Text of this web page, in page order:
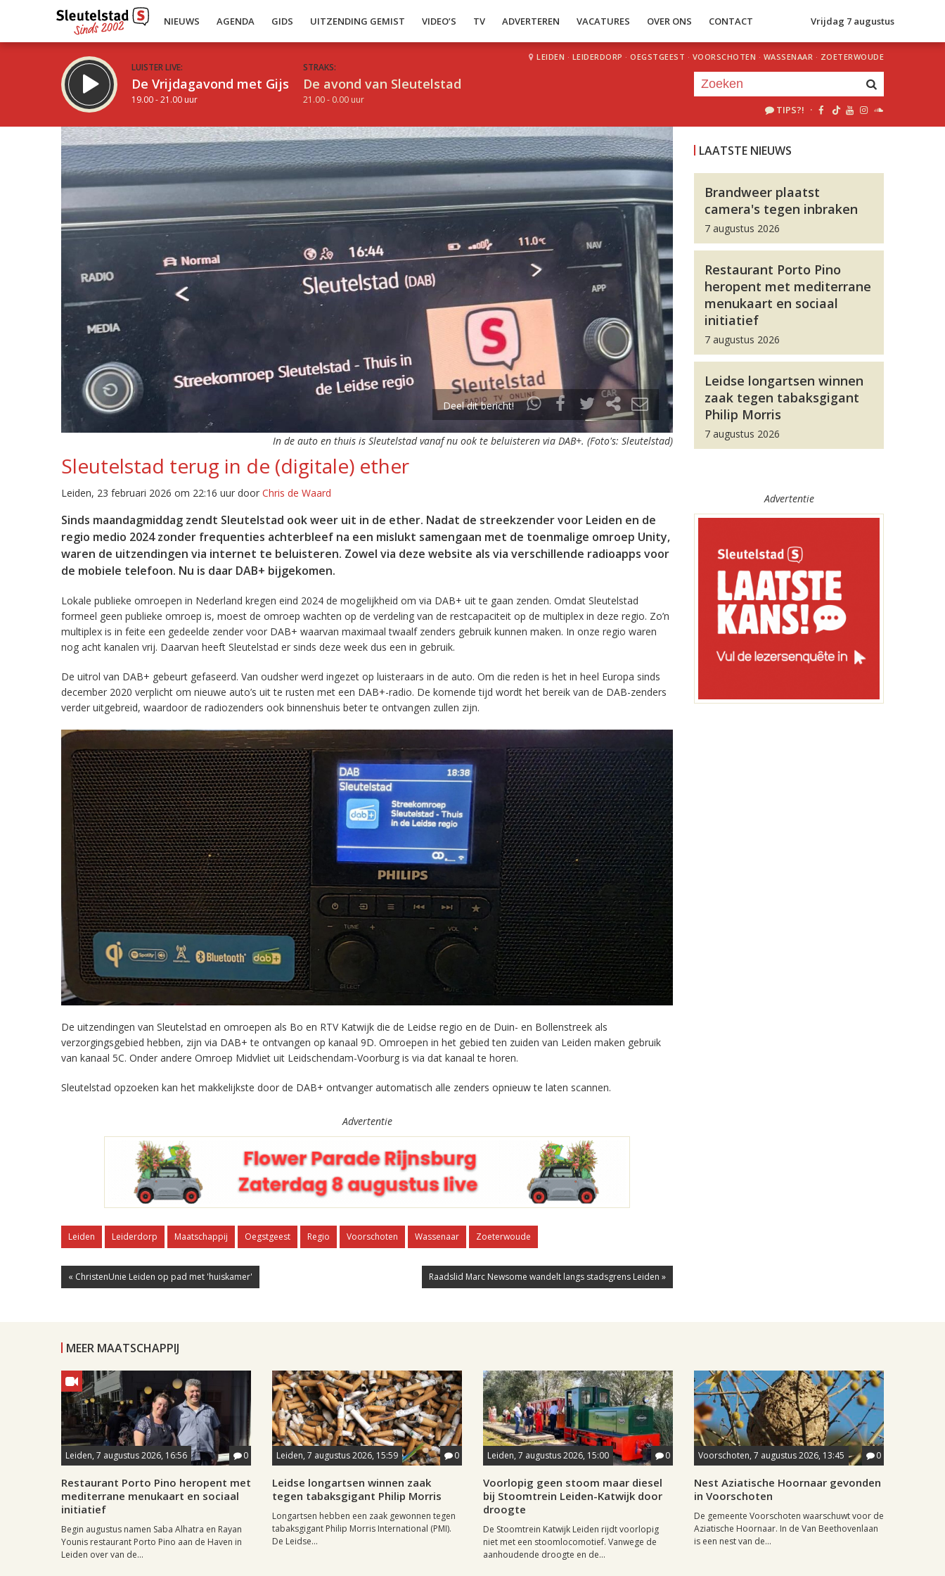
NIEUWS AGENDA GIDS UITZENDING GEMIST VIDEO’S TV ADVERTEREN VACATURES OVER ONS CONTACT Vrijdag 7 augustus
LUISTER LIVE:
De Vrijdagavond met Gijs
19.00 - 21.00 uur
STRAKS:
De avond van Sleutelstad
21.00 - 0.00 uur
LEIDEN · LEIDERDORP · OEGSTGEEST · VOORSCHOTEN · WASSENAAR · ZOETERWOUDE
TIPS?! ·
Deel dit bericht!
In de auto en thuis is Sleutelstad vanaf nu ook te beluisteren via DAB+. (Foto's: Sleutelstad)
Sleutelstad terug in de (digitale) ether
Leiden, 23 februari 2026 om 22:16 uur door Chris de Waard
Sinds maandagmiddag zendt Sleutelstad ook weer uit in de ether. Nadat de streekzender voor Leiden en de
regio medio 2024 zonder frequenties achterbleef na een mislukt samengaan met de toenmalige omroep Unity,
waren de uitzendingen via internet te beluisteren. Zowel via deze website als via verschillende radioapps voor
de mobiele telefoon. Nu is daar DAB+ bijgekomen.
Lokale publieke omroepen in Nederland kregen eind 2024 de mogelijkheid om via DAB+ uit te gaan zenden. Omdat Sleutelstad
formeel geen publieke omroep is, moest de omroep wachten op de verdeling van de restcapaciteit op de multiplex in deze regio. Zo’n
multiplex is in feite een gedeelde zender voor DAB+ waarvan maximaal twaalf zenders gebruik kunnen maken. In onze regio waren
nog acht kanalen vrij. Daarvan heeft Sleutelstad er sinds deze week dus een in gebruik.
De uitrol van DAB+ gebeurt gefaseerd. Van oudsher werd ingezet op luisteraars in de auto. Om die reden is het in heel Europa sinds
december 2020 verplicht om nieuwe auto’s uit te rusten met een DAB+-radio. De komende tijd wordt het bereik van de DAB-zenders
verder uitgebreid, waardoor de radiozenders ook binnenshuis beter te ontvangen zullen zijn.
De uitzendingen van Sleutelstad en omroepen als Bo en RTV Katwijk die de Leidse regio en de Duin- en Bollenstreek als
verzorgingsgebied hebben, zijn via DAB+ te ontvangen op kanaal 9D. Omroepen in het gebied ten zuiden van Leiden maken gebruik
van kanaal 5C. Onder andere Omroep Midvliet uit Leidschendam-Voorburg is via dat kanaal te horen.
Sleutelstad opzoeken kan het makkelijkste door de DAB+ ontvanger automatisch alle zenders opnieuw te laten scannen.
Advertentie
Leiden Leiderdorp Maatschappij Oegstgeest Regio Voorschoten Wassenaar Zoeterwoude
« ChristenUnie Leiden op pad met 'huiskamer' Raadslid Marc Newsome wandelt langs stadsgrens Leiden »
LAATSTE NIEUWS
Brandweer plaatst
camera's tegen inbraken
7 augustus 2026
Restaurant Porto Pino
heropent met mediterrane
menukaart en sociaal
initiatief
7 augustus 2026
Leidse longartsen winnen
zaak tegen tabaksgigant
Philip Morris
7 augustus 2026
Advertentie
MEER MAATSCHAPPIJ
Leiden, 7 augustus 2026, 16:56 0
Restaurant Porto Pino heropent met
mediterrane menukaart en sociaal
initiatief
Begin augustus namen Saba Alhatra en Rayan
Younis restaurant Porto Pino aan de Haven in
Leiden over van de...
Leiden, 7 augustus 2026, 15:59 0
Leidse longartsen winnen zaak
tegen tabaksgigant Philip Morris
Longartsen hebben een zaak gewonnen tegen
tabaksgigant Philip Morris International (PMI).
De Leidse...
Leiden, 7 augustus 2026, 15:00 0
Voorlopig geen stoom maar diesel
bij Stoomtrein Leiden-Katwijk door
droogte
De Stoomtrein Katwijk Leiden rijdt voorlopig
niet met een stoomlocomotief. Vanwege de
aanhoudende droogte en de...
Voorschoten, 7 augustus 2026, 13:45 0
Nest Aziatische Hoornaar gevonden
in Voorschoten
De gemeente Voorschoten waarschuwt voor de
Aziatische Hoornaar. In de Van Beethovenlaan
is een nest van de...